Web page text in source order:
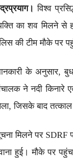
विश्व
का शव मिलने से
की टीम मौके पर
के अनुसार,
ने नदी किनारे
जिसके बाद
मिलने पर SDRF
हुई। मौके पर